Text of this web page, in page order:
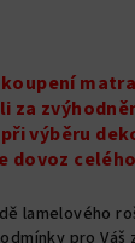
za
výběru
dovoz
lamelového
pro Váš